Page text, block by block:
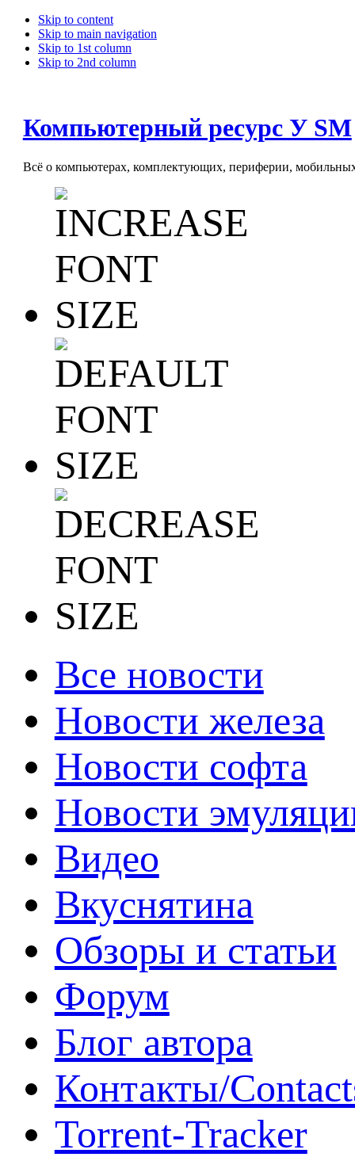
Skip to content
Skip to main navigation
Skip to 1st column
Skip to 2nd column
Компьютерный ресурс У SM
Всё о компьютерах, комплектующих, периферии, мобильных
Все новости
Новости железа
Новости софта
Новости
Видео
Вкуснятина
Обзоры и статьи
Форум
Блог автора
Контакты/
Torrent-Tracker